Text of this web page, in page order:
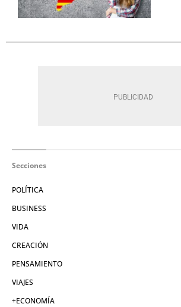
Secciones
POLÍTICA
BUSINESS
VIDA
CREACIÓN
PENSAMIENTO
VIAJES
+ECONOMÍA